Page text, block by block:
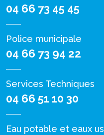
04 66 73 45 45
Police municipale
04 66 73 94 22
Services Techniques
04 66 51 10 30
Eau potable et eaux